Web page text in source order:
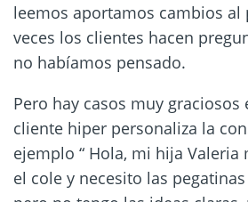
leemos aportamos cambios al
veces los clientes hacen
no habíamos pensado.
Pero hay casos muy graciosos
cliente hiper personaliza la
ejemplo “ Hola, mi hija Valeria
el cole y necesito las